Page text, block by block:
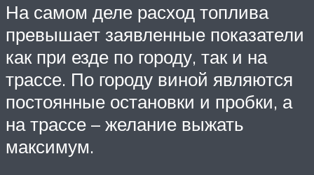
На самом деле расход топлива
превышает заявленные показатели
как при езде по городу, так и на
трассе. По городу виной являются
постоянные остановки и пробки, а
на трассе – желание выжать
максимум.